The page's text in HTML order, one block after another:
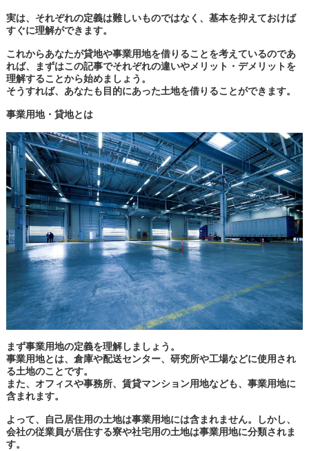
実は、それぞれの定義は難しいものではなく、基本を抑えておけば
すぐに理解ができます。
これからあなたが貸地や事業用地を借りることを考えているのであ
れば、まずはこの記事でそれぞれの違いやメリット・デメリットを
理解することから始めましょう。
そうすれば、あなたも目的にあった土地を借りることができます。
事業用地・貸地とは
まず事業用地の定義を理解しましょう。
事業用地とは、倉庫や配送センター、研究所や工場などに使用され
る土地のことです。
また、オフィスや事務所、賃貸マンション用地なども、事業用地に
含まれます。
よって、自己居住用の土地は事業用地には含まれません。しかし、
会社の従業員が居住する寮や社宅用の土地は事業用地に分類されま
す。